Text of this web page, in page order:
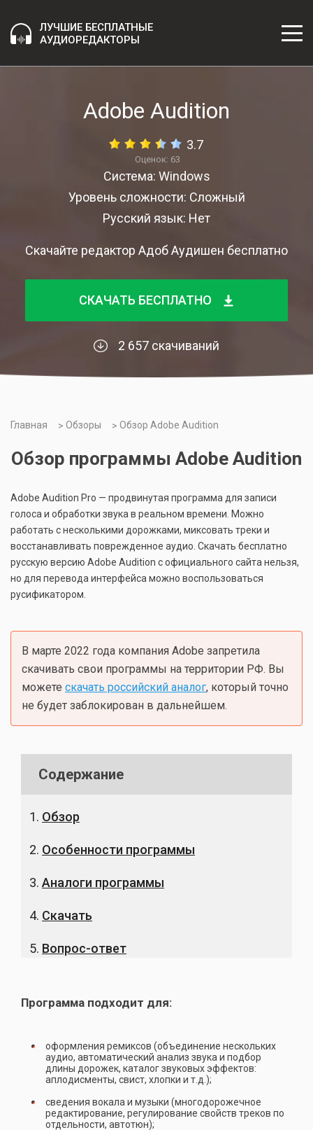
ЛУЧШИЕ БЕСПЛАТНЫЕ
АУДИОРЕДАКТОРЫ
Adobe Audition
3.7
Оценок: 63
Система: Windows
Уровень сложности: Сложный
Русский язык: Нет
Скачайте редактор Адоб Аудишен бесплатно
СКАЧАТЬ БЕСПЛАТНО
2 657 скачиваний
Главная Обзоры Обзор Adobe Audition
Обзор программы Adobe Audition
Adobe Audition Pro — продвинутая программа для записи
голоса и обработки звука в реальном времени. Можно
работать с несколькими дорожками, миксовать треки и
восстанавливать поврежденное аудио. Скачать бесплатно
русскую версию Adobe Audition с официального сайта нельзя,
но для перевода интерфейса можно воспользоваться
русификатором.
В марте 2022 года компания Adobe запретила
скачивать свои программы на территории РФ. Вы
можете скачать российский аналог, который точно
не будет заблокирован в дальнейшем.
Содержание
Обзор
Особенности программы
Аналоги программы
Скачать
Вопрос-ответ
Программа подходит для:
оформления ремиксов (объединение нескольких
аудио, автоматический анализ звука и подбор
длины дорожек, каталог звуковых эффектов:
аплодисменты, свист, хлопки и т.д.);
сведения вокала и музыки (многодорожечное
редактирование, регулирование свойств треков по
отдельности, автотюн);